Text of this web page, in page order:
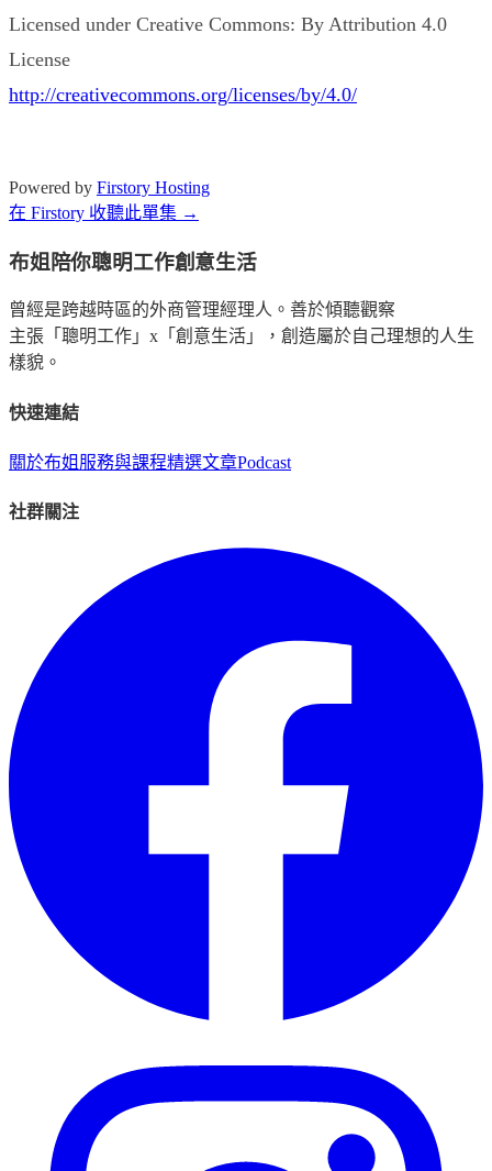
Licensed under Creative Commons: By Attribution 4.0
License
http://creativecommons.org/licenses/by/4.0/
Powered by Firstory Hosting
在 Firstory 收聽此單集 →
布姐陪你聰明工作創意生活
曾經是跨越時區的外商管理經理人。善於傾聽觀察
主張「聰明工作」x「創意生活」，創造屬於自己理想的人生
樣貌。
快速連結
關於布姐 服務與課程精選文章Podcast
社群關注